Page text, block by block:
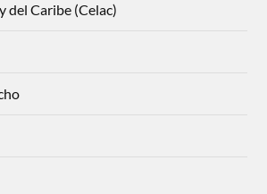
del Caribe (Celac)